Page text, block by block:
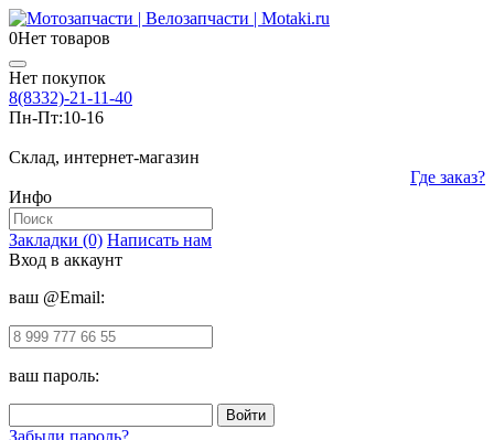
0Нет товаров
Нет покупок
8(8332)-21-11-40
Пн-Пт:10-16
Склад, интернет-магазин
Где заказ?
Инфо
Закладки (0) Написать нам
Вход в аккаунт
ваш @Email:
ваш пароль:
Забыли пароль?